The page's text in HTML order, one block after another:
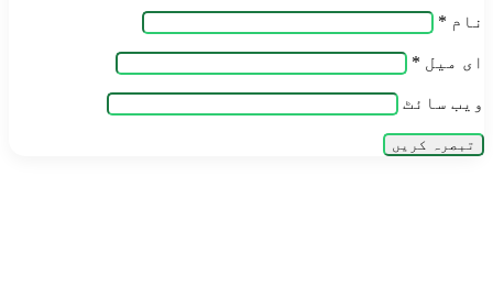
نام *
ای میل *
ویب‌ سائٹ